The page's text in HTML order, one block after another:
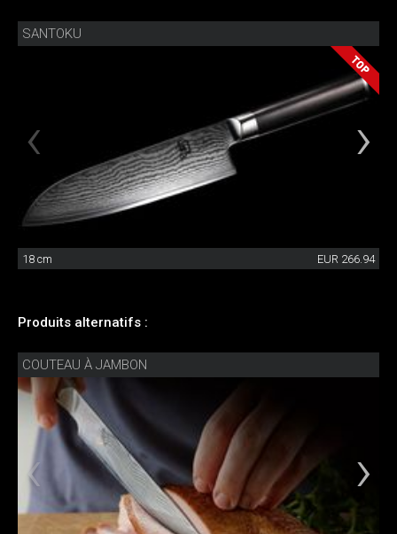
SANTOKU
18 cm EUR 266.94
Produits alternatifs :
COUTEAU À JAMBON